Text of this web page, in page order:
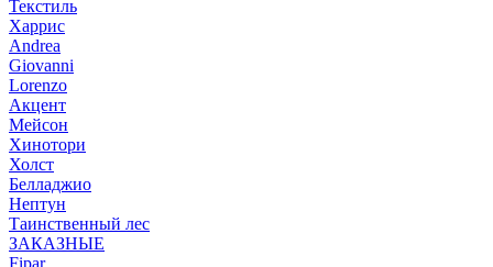
Текстиль
Харрис
Andrea
Giovanni
Lorenzo
Акцент
Мейсон
Хинотори
Холст
Белладжио
Нептун
Таинственный лес
ЗАКАЗНЫЕ
Fipar